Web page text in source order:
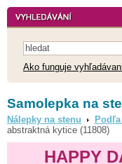
Ako funguje
Samolepka na
Nálepky na stenu
abstraktná kytice (11808)
HAPPY